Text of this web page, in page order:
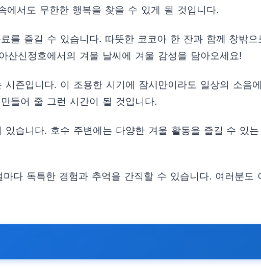
에서도 무한한 행복을 찾을 수 있게 될 것입니다.
를 즐길 수 있습니다. 따뜻한 코코아 한 잔과 함께 창밖
신정호에서의 겨울 날씨에 겨울 감성을 담아오세요!
즌입니다. 이 조용한 시기에 잠시만이라도 일상의 소음
들어 줄 그런 시간이 될 것입니다.
습니다. 호수 주변에는 다양한 겨울 활동을 즐길 수 있
다 독특한 경험과 추억을 간직할 수 있습니다. 여러분도